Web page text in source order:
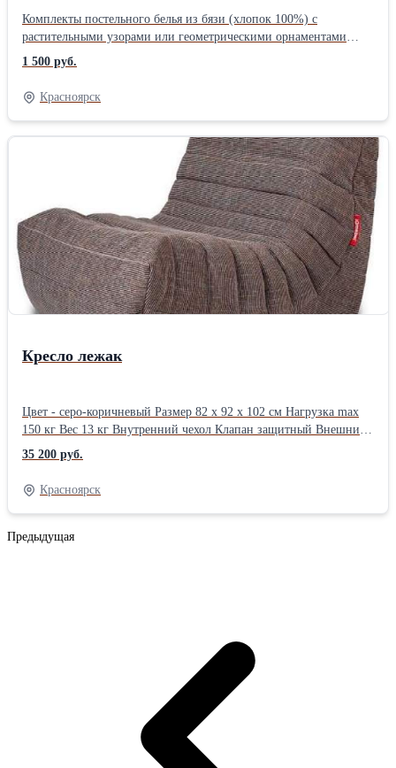
Комплекты постельного белья из бязи (хлопок 100%) с
растительными узорами или геометрическими орнаментами
помогут вам обустроить комфортные спальные места дома, на
даче, в санатории, хостеле, общежитии, гостинице, дошкольном
или медицинском учреждении. Даже после многочисленных
циклов стирки ткань сохранит первоначальную структуру, не
деформируется и не истончится. Представленные в нашем
каталоге спальные принадлежности универсальны в
использовании и обладают следующими преимуществами: *
мягкая, дышащая текстура; * легкое удаление загрязнений; *
быстрая сушка, простое глажение; * длительное сохранение
яркости цвета; * Комплекты постельного белья, односпальные.
Состав - пододеяльник, наволочка, простынь. * Расцветки и
рисунок выбираются в случайном порядке если иное не заявлено
заказчиком * Комплект постельного белья бязь 1.5 спальное, не
красится, не линяет, выдерживает большое количество стирок,
поставляется в упаковке. Размер 145×205 см. * эстетичный,
1 500 руб.
Красноярск
Кресло лежак
Цвет - серо-коричневый Размер 82 х 92 х 102 см Нагрузка max
150 кг Вес 13 кг Внутренний чехол Клапан защитный Внешний
чехол Рогожка мебельная Наполнитель ППУПроизводитель:
Проф-система
35 200 руб.
Красноярск
Предыдущая